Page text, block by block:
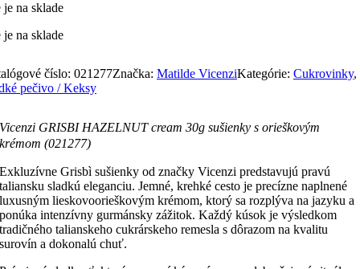
je na sklade
je na sklade
číslo: 021277Značka: Matilde VicenziKategórie: Cukrovinky,
pečivo / Keksy
Vicenzi GRISBI HAZELNUT cream 30g sušienky s orieškovým
krémom (021277)
Exkluzívne Grisbì sušienky od značky Vicenzi predstavujú pravú
taliansku sladkú eleganciu. Jemné, krehké cesto je precízne naplnené
luxusným lieskovoorieškovým krémom, ktorý sa rozplýva na jazyku a
ponúka intenzívny gurmánsky zážitok. Každý kúsok je výsledkom
tradičného talianskeho cukrárskeho remesla s dôrazom na kvalitu
surovín a dokonalú chuť.